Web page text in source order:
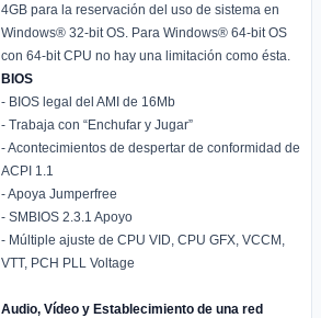
4GB para la reservación del uso de sistema en
Windows® 32-bit OS. Para Windows® 64-bit OS
con 64-bit CPU no hay una limitación como ésta.
BIOS
- BIOS legal del AMI de 16Mb
- Trabaja con “Enchufar y Jugar”
- Acontecimientos de despertar de conformidad de
ACPI 1.1
- Apoya Jumperfree
- SMBIOS 2.3.1 Apoyo
- Múltiple ajuste de CPU VID, CPU GFX, VCCM,
VTT, PCH PLL Voltage
Audio, Vídeo y Establecimiento de una red